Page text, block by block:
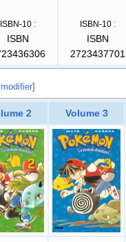
ISBN-10 :
ISBN
ISBN-10 :
ISBN
2723437701
[modifier]
2 Volume 3